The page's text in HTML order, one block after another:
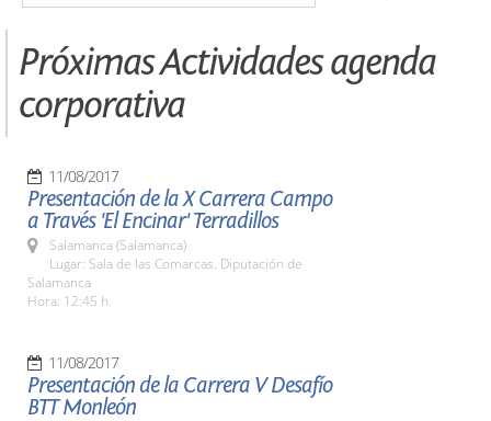
Próximas Actividades agenda
corporativa
11/08/2017
Presentación de la X Carrera Campo
a Través 'El Encinar' Terradillos
Salamanca (Salamanca)
Lugar: Sala de las Comarcas. Diputación de
Salamanca
Hora: 12:45 h.
11/08/2017
Presentación de la Carrera V Desafío
BTT Monleón